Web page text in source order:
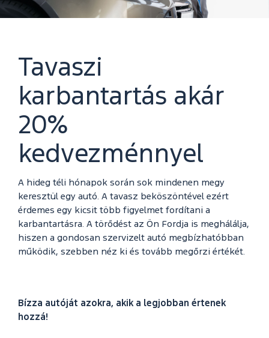
Tavaszi
karbantartás akár
20%
kedvezménnyel
A hideg téli hónapok során sok mindenen megy
keresztül egy autó. A tavasz beköszöntével ezért
érdemes egy kicsit több figyelmet fordítani a
karbantartásra. A törődést az Ön Fordja is meghálálja,
hiszen a gondosan szervizelt autó megbízhatóbban
működik, szebben néz ki és tovább megőrzi értékét.
Bízza autóját azokra, akik a legjobban értenek
hozzá!